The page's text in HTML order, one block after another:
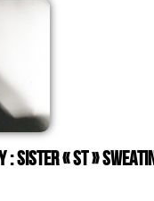
: sister « st »